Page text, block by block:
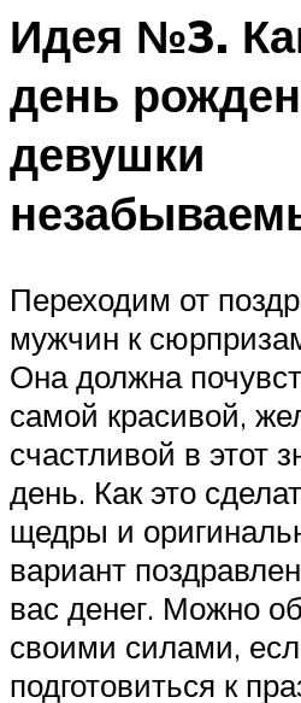
Идея №3.
день
девушки
Переходим от
мужчин к
Она должна
самой красивой,
счастливой в этот
день. Как это
щедры и
вариант
вас денег. Можно
своими силами,
подготовиться к